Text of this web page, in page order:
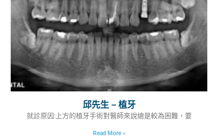
邱先生 – 植牙
就診原因:上方的植牙手術對醫師來說總是較為困難，要
Read More »